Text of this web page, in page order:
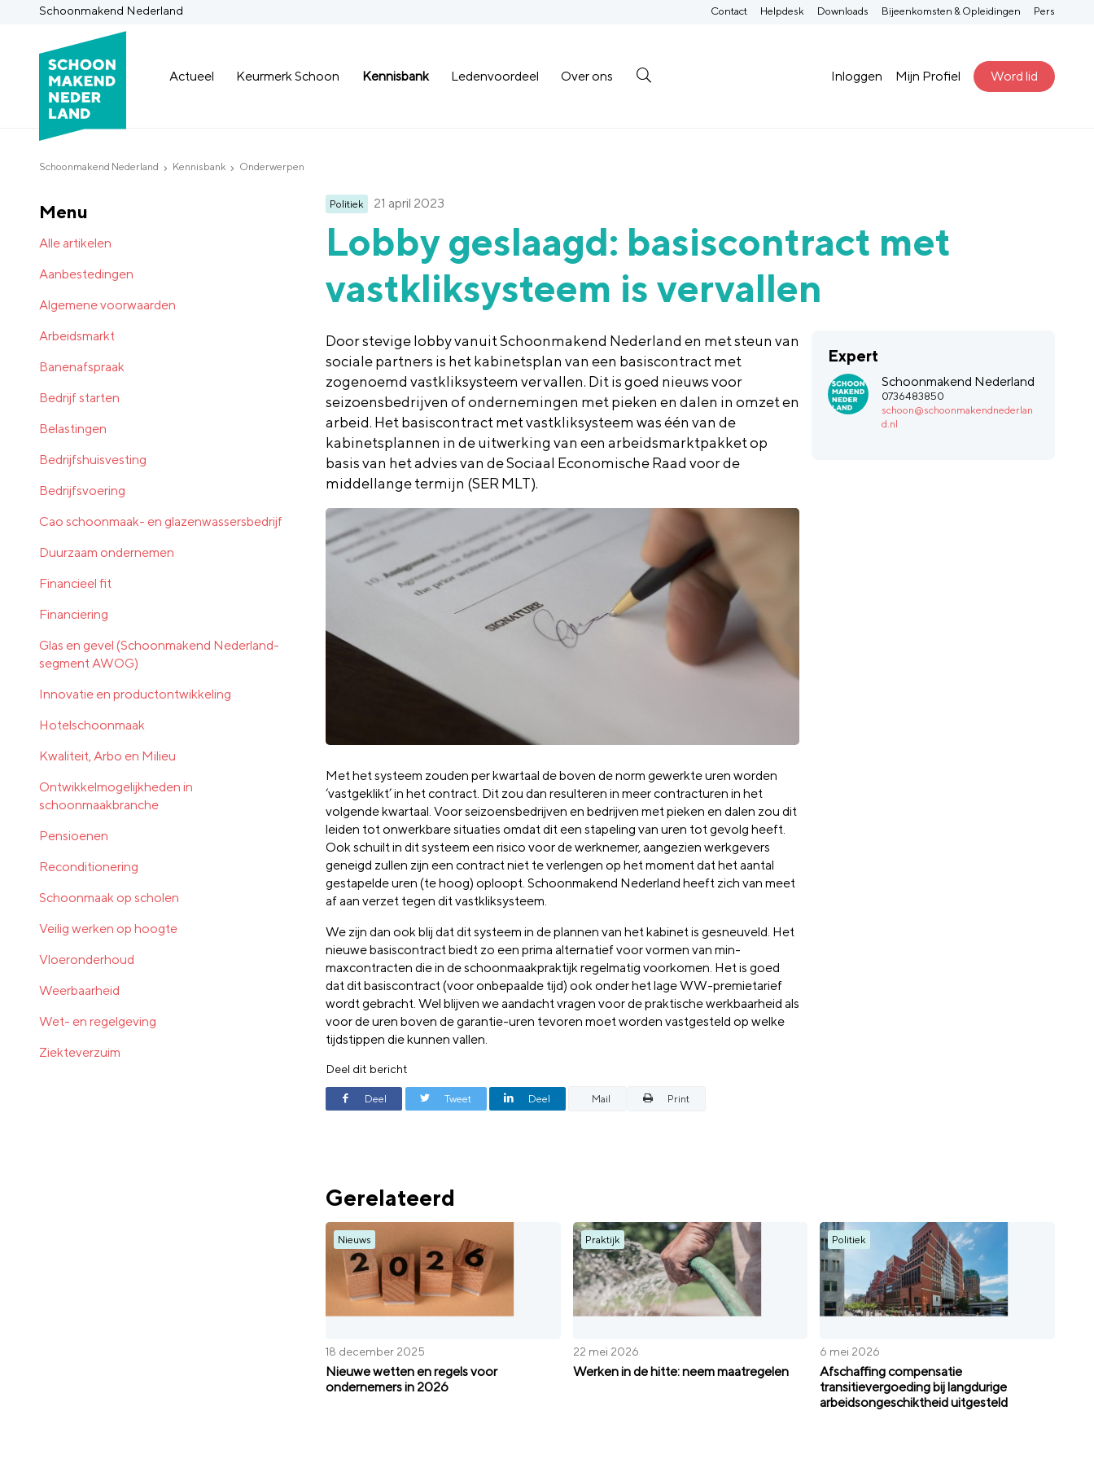
Schoonmakend Nederland
Actueel Keurmerk Schoon Kennisbank Ledenvoordeel Over ons Inloggen Mijn Profiel Word lid
Contact Helpdesk Downloads Bijeenkomsten & Opleidingen Pers
Schoonmakend Nederland Kennisbank Onderwerpen
Politiek 21 april 2023
Lobby geslaagd: basiscontract met
vastkliksysteem is vervallen
Door stevige lobby vanuit Schoonmakend Nederland en met steun van
sociale partners is het kabinetsplan van een basiscontract met
zogenoemd vastkliksysteem vervallen. Dit is goed nieuws voor
seizoensbedrijven of ondernemingen met pieken en dalen in omzet en
arbeid. Het basiscontract met vastkliksysteem was één van de
kabinetsplannen in de uitwerking van een arbeidsmarktpakket op
basis van het advies van de Sociaal Economische Raad voor de
middellange termijn (SER MLT).
Expert
Schoonmakend Nederland
0736483850
schoon@schoonmakendnederlan
d.nl
Met het systeem zouden per kwartaal de boven de norm gewerkte uren worden
‘vastgeklikt’ in het contract. Dit zou dan resulteren in meer contracturen in het
volgende kwartaal. Voor seizoensbedrijven en bedrijven met pieken en dalen zou dit
leiden tot onwerkbare situaties omdat dit een stapeling van uren tot gevolg heeft.
Ook schuilt in dit systeem een risico voor de werknemer, aangezien werkgevers
geneigd zullen zijn een contract niet te verlengen op het moment dat het aantal
gestapelde uren (te hoog) oploopt. Schoonmakend Nederland heeft zich van meet
af aan verzet tegen dit vastkliksysteem.
We zijn dan ook blij dat dit systeem in de plannen van het kabinet is gesneuveld. Het
nieuwe basiscontract biedt zo een prima alternatief voor vormen van min-
maxcontracten die in de schoonmaakpraktijk regelmatig voorkomen. Het is goed
dat dit basiscontract (voor onbepaalde tijd) ook onder het lage WW-premietarief
wordt gebracht. Wel blijven we aandacht vragen voor de praktische werkbaarheid als
voor de uren boven de garantie-uren tevoren moet worden vastgesteld op welke
tijdstippen die kunnen vallen.
Deel dit bericht
Deel Tweet Deel Mail Print
Gerelateerd
Nieuws
18 december 2025
Nieuwe wetten en regels voor
ondernemers in 2026
Praktijk
22 mei 2026
Werken in de hitte: neem maatregelen
Politiek
6 mei 2026
Afschaffing compensatie
transitievergoeding bij langdurige
arbeidsongeschiktheid uitgesteld
Menu
Alle artikelen
Aanbestedingen
Algemene voorwaarden
Arbeidsmarkt
Banenafspraak
Bedrijf starten
Belastingen
Bedrijfshuisvesting
Bedrijfsvoering
Cao schoonmaak- en glazenwassersbedrijf
Duurzaam ondernemen
Financieel fit
Financiering
Glas en gevel (Schoonmakend Nederland-
segment AWOG)
Innovatie en productontwikkeling
Hotelschoonmaak
Kwaliteit, Arbo en Milieu
Ontwikkelmogelijkheden in
schoonmaakbranche
Pensioenen
Reconditionering
Schoonmaak op scholen
Veilig werken op hoogte
Vloeronderhoud
Weerbaarheid
Wet- en regelgeving
Ziekteverzuim